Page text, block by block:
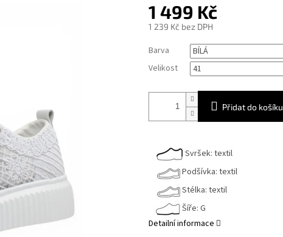
1 499 Kč
1 239 Kč bez DPH
cena:
Barva
Velikost
Přidat do košíku
Svršek: textil
Podšívka: textil
Stélka: textil
Šíře: G
Detailní informace